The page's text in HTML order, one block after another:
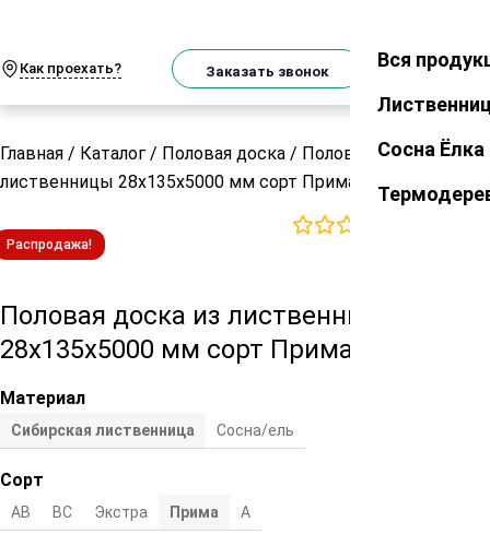
Как проехать? Заказать звонок Закрыть
Вся
Сосна Ёлка
Главная / Каталог / Половая доска / Половая доска из
лиственницы 28х135х5000 мм сорт Прима
Распродажа!
Половая доска из лиственницы
28х135х5000 мм сорт Прима
Материал
Сибирская лиственница Сосна/ель
Сорт
АВ ВС Экстра Прима А